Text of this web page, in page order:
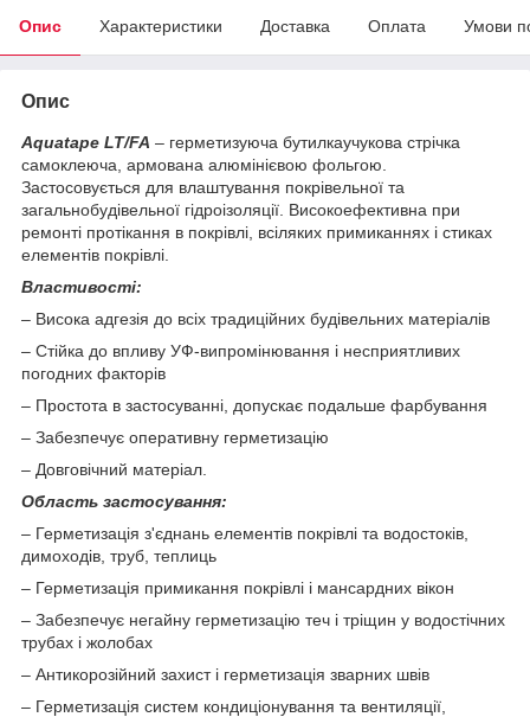
Опис Характеристики Доставка Оплата Умови
Опис
Aquatape LT/FA – герметизуюча бутилкаучукова стрічка
самоклеюча, армована алюмінієвою фольгою.
Застосовується для влаштування покрівельної та
загальнобудівельної гідроізоляції. Високоефективна при
ремонті протікання в покрівлі, всіляких примиканнях і стиках
елементів покрівлі.
Властивості:
– Висока адгезія до всіх традиційних будівельних матеріалів
– Стійка до впливу УФ-випромінювання і несприятливих
погодних факторів
– Простота в застосуванні, допускає подальше фарбування
– Забезпечує оперативну герметизацію
– Довговічний матеріал.
Область застосування:
– Герметизація з'єднань елементів покрівлі та водостоків,
димоходів, труб, теплиць
– Герметизація примикання покрівлі і мансардних вікон
– Забезпечує негайну герметизацію теч і тріщин у водостічних
трубах і жолобах
– Антикорозійний захист і герметизація зварних швів
– Герметизація систем кондиціонування та вентиляції,